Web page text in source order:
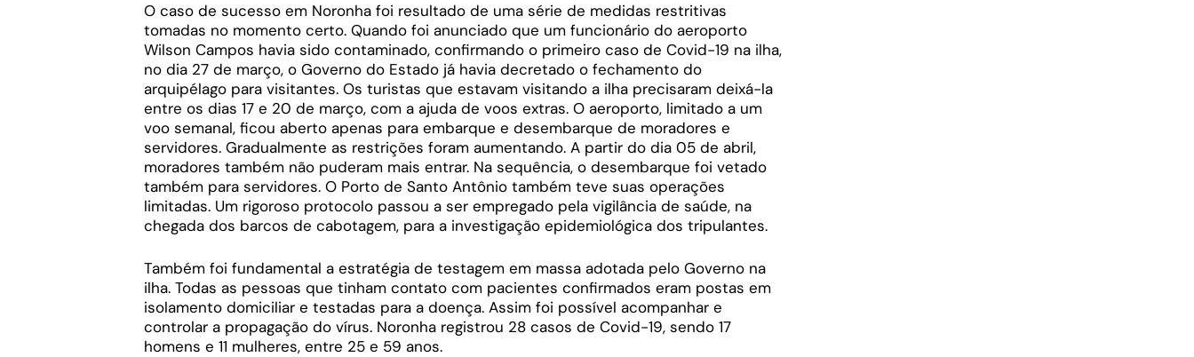
O caso de sucesso em Noronha foi resultado de uma série de medidas restritivas
tomadas no momento certo. Quando foi anunciado que um funcionário do aeroporto
Wilson Campos havia sido contaminado, confirmando o primeiro caso de Covid-19 na ilha,
no dia 27 de março, o Governo do Estado já havia decretado o fechamento do
arquipélago para visitantes. Os turistas que estavam visitando a ilha precisaram deixá-la
entre os dias 17 e 20 de março, com a ajuda de voos extras. O aeroporto, limitado a um
voo semanal, ficou aberto apenas para embarque e desembarque de moradores e
servidores. Gradualmente as restrições foram aumentando. A partir do dia 05 de abril,
moradores também não puderam mais entrar. Na sequência, o desembarque foi vetado
também para servidores. O Porto de Santo Antônio também teve suas operações
limitadas. Um rigoroso protocolo passou a ser empregado pela vigilância de saúde, na
chegada dos barcos de cabotagem, para a investigação epidemiológica dos tripulantes.
Também foi fundamental a estratégia de testagem em massa adotada pelo Governo na
ilha. Todas as pessoas que tinham contato com pacientes confirmados eram postas em
isolamento domiciliar e testadas para a doença. Assim foi possível acompanhar e
controlar a propagação do vírus. Noronha registrou 28 casos de Covid-19, sendo 17
homens e 11 mulheres, entre 25 e 59 anos.